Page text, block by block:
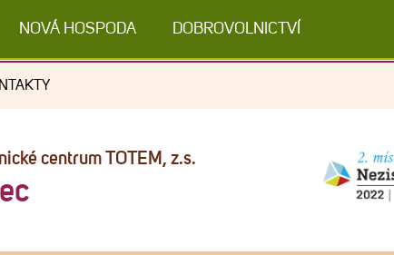
NOVÁ HOSPODA DOBROVOLNICTVÍ
centrum TOTEM, z.s.